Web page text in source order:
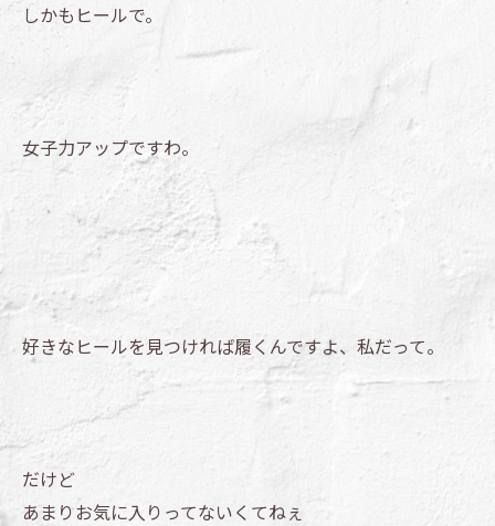
しかもヒールで。
女子力アップですわ。
好きなヒールを見つければ履くんですよ、私だって。
だけど
あまりお気に入りってないくてねぇ